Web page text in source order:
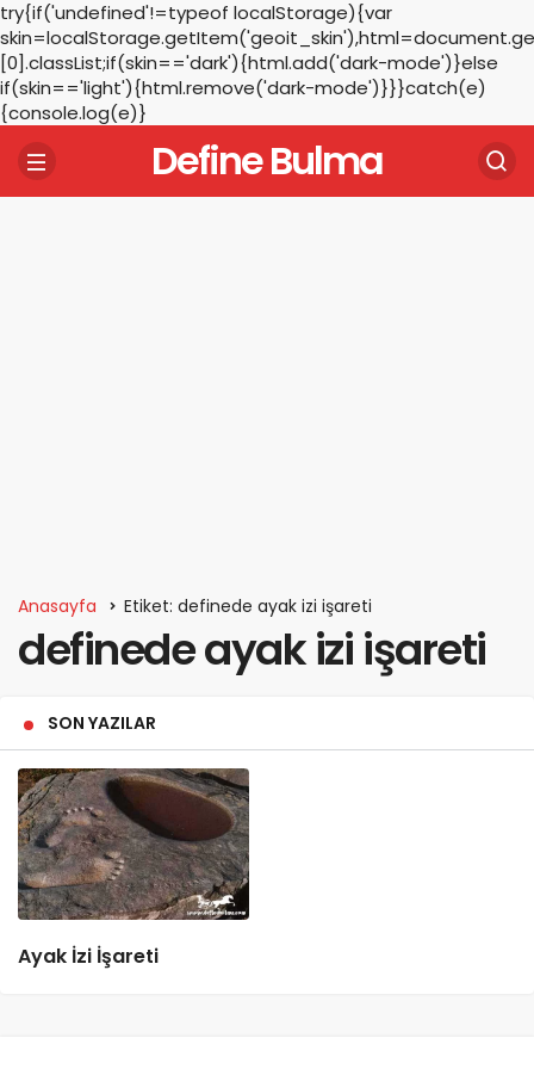
try{if('undefined'!=typeof localStorage){var
[0].classList;if(skin=='dark'){html.add('dark-mode')}else
if(skin=='light'){html.remove('dark-mode')}}}catch(e)
{console.log(e)}
Define Bulma
Anasayfa Etiket: definede ayak izi işareti
definede ayak izi işareti
SON YAZILAR
Ayak İzi İşareti